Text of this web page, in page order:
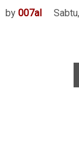
by 007al